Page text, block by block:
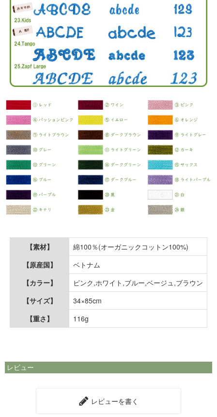
【素材】
綿100％(オーガニックコットン100%)
【原産国】
ベトナム
【カラー】
ピンク,ホワイト,ブルー,ベージュ,ブラウン
【サイズ】
34×85cm
【重さ】
116g
レビュー
レビューを書く